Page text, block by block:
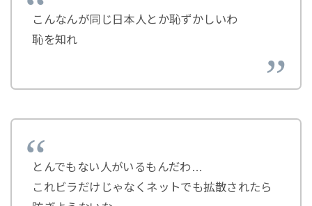
こんなんが同じ日本人とか恥ずかしいわ
恥を知れ
とんでもない人がいるもんだわ…
これビラだけじゃなくネットでも拡散されたら